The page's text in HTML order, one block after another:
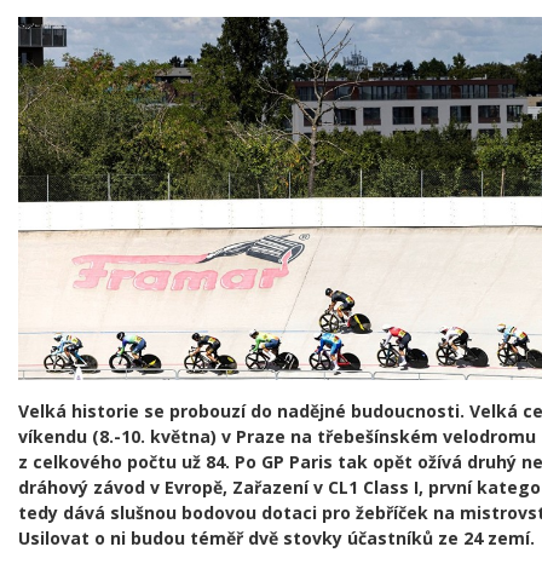
Velká historie se probouzí do nadějné budoucnosti. Velká
víkendu (8.-10. května) v Praze na třebešínském
z celkového počtu už 84. Po GP Paris tak opět ožívá druhý
dráhový závod v Evropě, Zařazení v CL1 Class I, první
tedy dává slušnou bodovou dotaci pro žebříček na
Usilovat o ni budou téměř dvě stovky účastníků ze 24 zemí.